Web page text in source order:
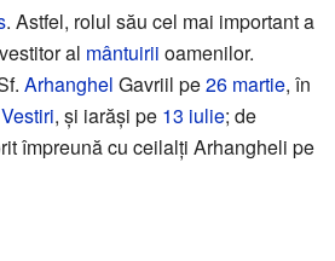
. Astfel, rolul său cel mai important a
al mântuirii oamenilor.
Arhanghel Gavriil pe26 martie, în
, și iarăși pe 13 iulie; de
împreună cu ceilalți Arhangheli pe